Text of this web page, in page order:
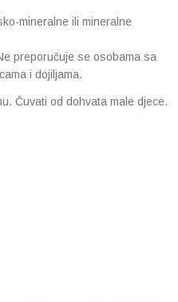
mineralne ili mineralne
preporučuje se osobama sa
i dojiljama.
Čuvati od dohvata male djece.